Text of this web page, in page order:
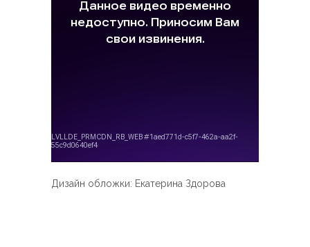
Дизайн обложки: Екатерина Здорова